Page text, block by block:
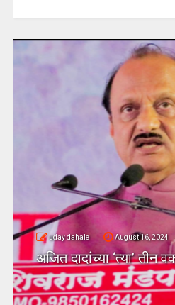
uday dahale August 16, 2024
अजित दादांच्या ‘त्या’ तीन